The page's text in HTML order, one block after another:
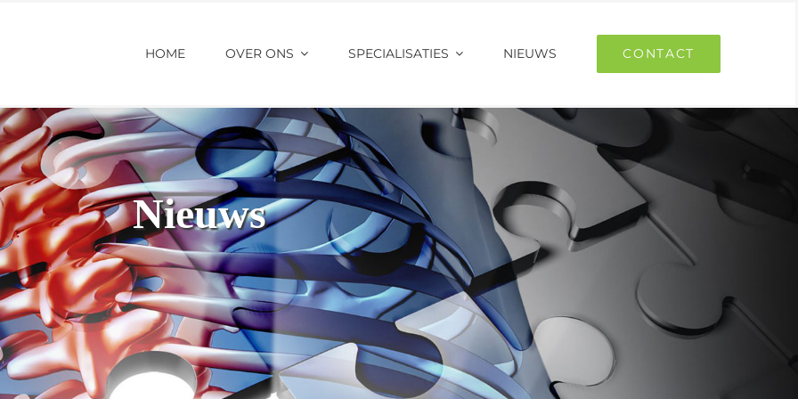
HOME OVER ONS SPECIALISATIES NIEUWS CONTACT
Nieuws